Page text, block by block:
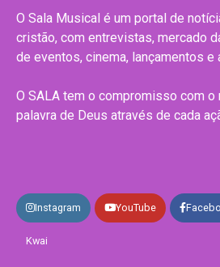
O Sala Musical é um portal de
cristão, com entrevistas, mercado
de eventos, cinema, lançamentos e
O SALA tem o compromisso com o
palavra de Deus através de cada
Instagram YouTube
Kwai